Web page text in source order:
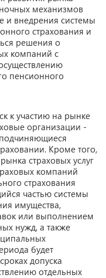
механизмов
и внедрения системы
страхования и
решения о
компаний с
пенсионного
к участию на рынке
организации -
Кроме того,
страховых услуг
компаний
страхования
частью системы
имущества,
или выполнением
нужд, а также
будет
допуска
отдельных